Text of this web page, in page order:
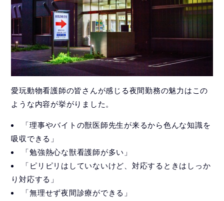
愛玩動物看護師の皆さんが感じる夜間勤務の魅力はこの
ような内容が挙がりました。
「理事やバイトの獣医師先生が来るから色んな知識を
吸収できる」
「勉強熱心な獣看護師が多い」
「ピリピリはしていないけど、対応するときはしっか
り対応する」
「無理せず夜間診療ができる」